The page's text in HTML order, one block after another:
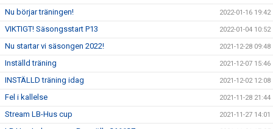
Nu börjar träningen! 2022-01-16 19:42
VIKTIGT! Säsongsstart P13 2022-01-04 10:52
Nu startar vi säsongen 2022! 2021-12-28 09:48
Inställd träning 2021-12-07 15:46
INSTÄLLD träning idag 2021-12-02 12:08
Fel i kallelse 2021-11-28 21:44
Stream LB-Hus cup 2021-11-27 14:01